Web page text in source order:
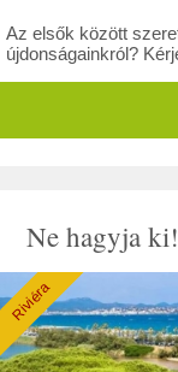
Az elsők között
újdonságainkról?
Ne hagyja ki!
Riviéra